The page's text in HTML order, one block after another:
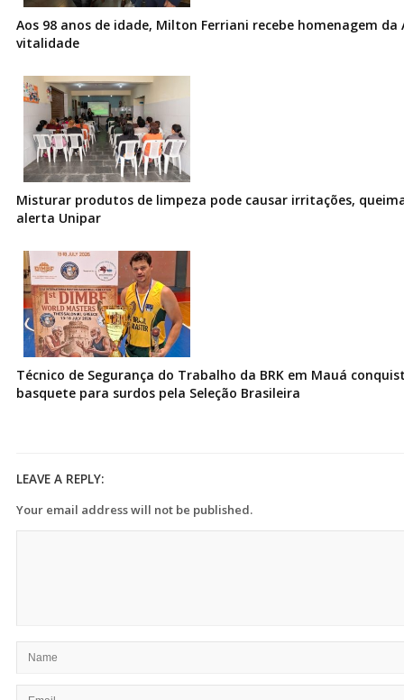
Aos 98 anos de idade, Milton Ferriani recebe homenagem da
vitalidade
Misturar produtos de limpeza pode causar irritações,
alerta Unipar
Técnico de Segurança do Trabalho da BRK em Mauá
basquete para surdos pela Seleção Brasileira
LEAVE A REPLY:
Your email address will not be published.